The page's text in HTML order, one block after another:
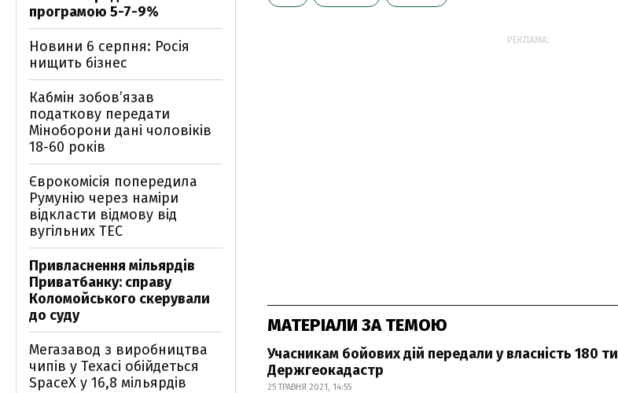
РЕКЛАМА:
МАТЕРІАЛИ ЗА ТЕМОЮ
Учасникам бойових дій передали у власність 180
Держгеокадастр
25 ТРАВНЯ 2021, 14:55
програмою 5-7-9%
Новини 6 серпня: Росія
нищить бізнес
Кабмін зобовʼязав
податкову передати
Міноборони дані чоловіків
18-60 років
Єврокомісія попередила
Румунію через наміри
відкласти відмову від
вугільних ТЕС
Привласнення мільярдів
Приватбанку: справу
Коломойського скерували
до суду
Мегазавод з виробництва
чипів у Техасі обійдеться
SpaceX у 16,8 мільярдів